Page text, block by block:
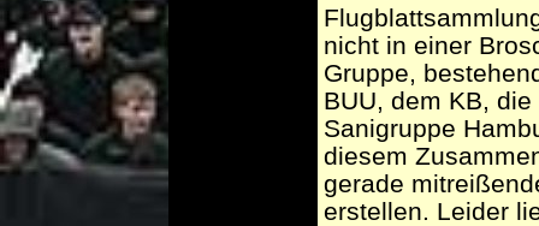
nicht in einer
Gruppe,
BUU, dem KB,
Sanigruppe
diesem
gerade
erstellen. Leider